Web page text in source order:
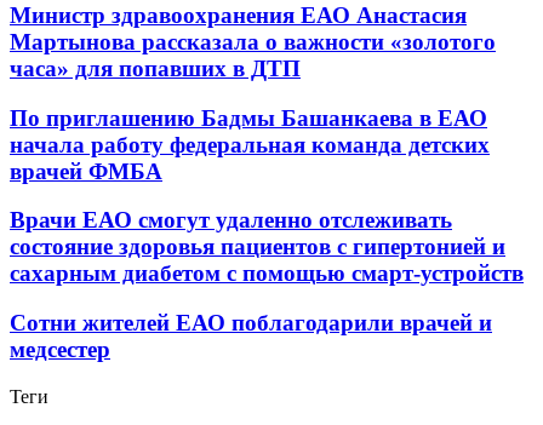
Министр здравоохранения ЕАО Анастасия
Мартынова рассказала о важности «золотого
часа» для попавших в ДТП
По приглашению Бадмы Башанкаева в ЕАО
начала работу федеральная команда детских
врачей ФМБА
Врачи ЕАО смогут удаленно отслеживать
состояние здоровья пациентов с гипертонией и
сахарным диабетом с помощью смарт-устройств
Сотни жителей ЕАО поблагодарили врачей и
медсестер
Теги